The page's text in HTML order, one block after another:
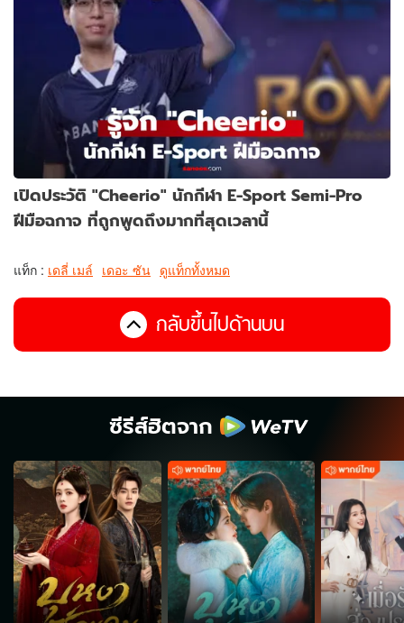
เปิดประวัติ "Cheerio" นักกีฬา E-Sport Semi-Pro
ฝีมือฉกาจ ที่ถูกพูดถึงมากที่สุดเวลานี้
แท็ก : เดลี่ เมล์ เดอะ ซัน ดูแท็กทั้งหมด
กลับขึ้นไปด้านบน
ซีรีส์ฮิตจาก